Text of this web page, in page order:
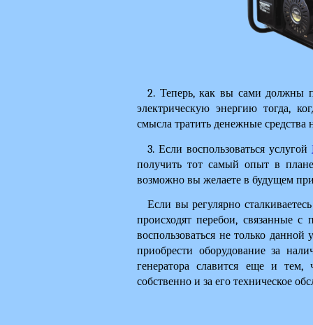
2. Теперь, как вы сами должны
электрическую энергию тогда,
смысла тратить денежные средства
3. Если воспользоваться услугой
получить тот самый опыт в плане
возможно вы желаете в будущем
Если вы регулярно
происходят перебои, связанные с
воспользоваться не только
приобрести оборудование за
генератора славится еще и тем,
собственно и за его техническое